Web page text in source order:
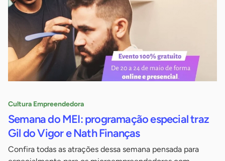
Cultura Empreendedora
Semana do MEI: programação especial traz
Gil do Vigor e Nath Finanças
Confira todas as atrações dessa semana pensada para